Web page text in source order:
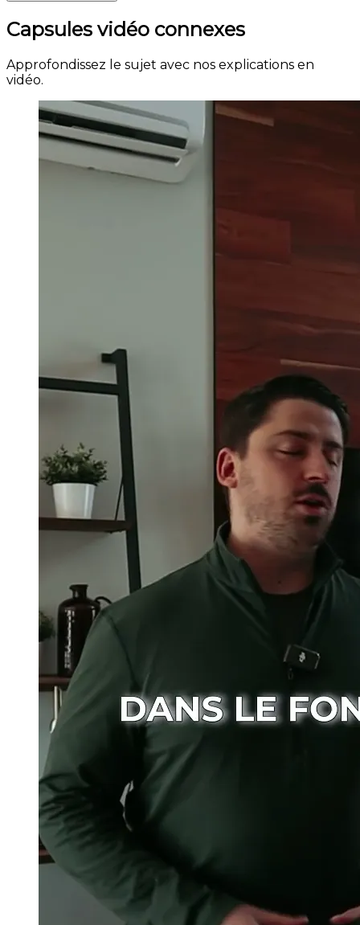
Capsules vidéo connexes
Approfondissez le sujet avec nos explications en
vidéo.